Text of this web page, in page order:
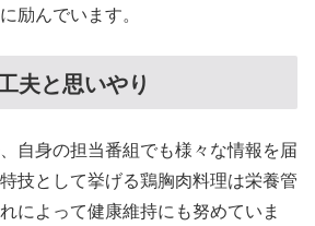
励んでいます。
夫と思いやり
自身の担当番組でも様々な情報を届
技として挙げる鶏胸肉料理は栄養管
によって健康維持にも努めていま